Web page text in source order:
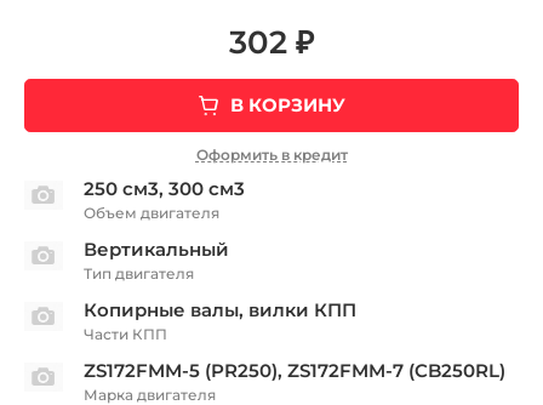
302 ₽
В КОРЗИНУ
Оформить в кредит
250 см3, 300 см3
Объем двигателя
Вертикальный
Тип двигателя
Копирные валы, вилки КПП
Части КПП
ZS172FMM-5 (PR250), ZS172FMM-7 (CB250RL)
Марка двигателя